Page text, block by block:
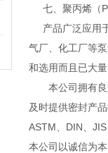
七、聚丙烯（
产品广泛应用于
气厂、化工厂等
和选用而且已大
本公司拥有良
及时提供密封产
ASTM、DIN、
本公司以诚信为